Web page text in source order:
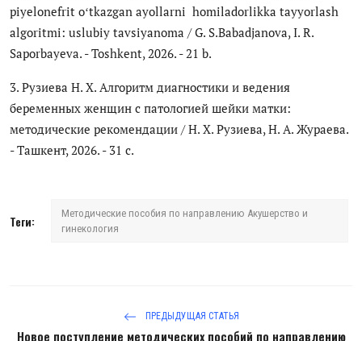
piyelonefrit oʻtkazgan ayollarni homiladorlikka tayyorlash
algoritmi: uslubiy tavsiyanoma / G. S.Babadjanova, I. R.
Saporbayeva. - Toshkent, 2026. - 21 b.
3. Рузиева Н. Х. Алгоритм диагностики и ведения
беременных женщин с патологией шейки матки:
методические рекомендации / Н. Х. Рузиева, Н. А. Жураева.
- Ташкент, 2026. - 31 с.
Теги:
Методические пособия по направлению Акушерство и
гинекология
ПРЕДЫДУЩАЯ СТАТЬЯ
Новое поступление методических пособий по направлению